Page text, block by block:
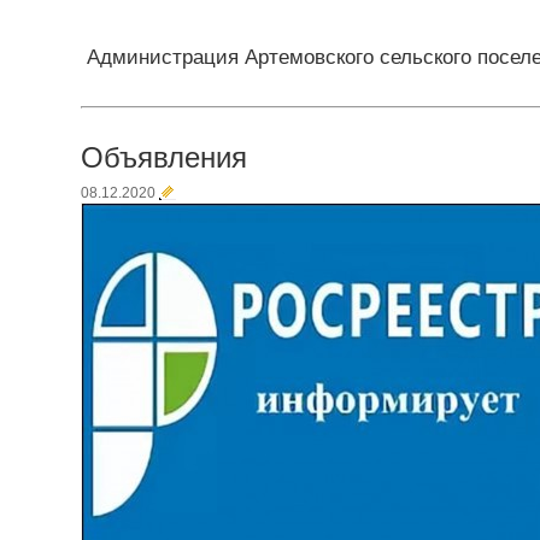
Администрация Артемовского сельского
Объявления
08.12.2020